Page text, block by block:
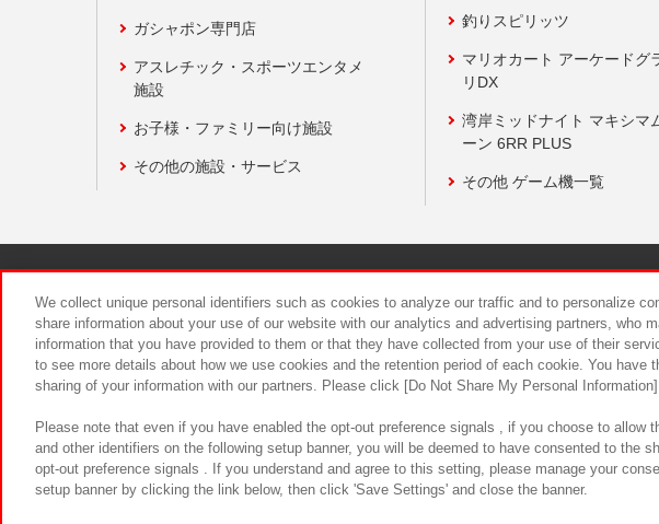
ガシャポン専門店
アスレチック・スポーツエンタメ
施設
お子様・ファミリー向け施設
その他の施設・サービス
釣りスピリッツ
マリオカート アーケードグ
リDX
湾岸ミッドナイト マキシマ
ーン 6RR PLUS
その他 ゲーム機一覧
食品のご提供について カスタマ
We collect unique personal identifiers such as cookies to analyze our traffic and to personalize
share information about your use of our website with our analytics and advertising partners, who
information that you have provided to them or that they have collected from your use of their
to see more details about how we use cookies and the retention period of each cookie. You have
sharing of your information with our partners. Please click [Do Not Share My Personal
Please note that even if you have enabled the opt-out preference signals , if you choose to allow
and other identifiers on the following setup banner, you will be deemed to have consented to the
opt-out preference signals . If you understand and agree to this setting, please manage your
setup banner by clicking the link below, then click 'Save Settings' and close the banner.